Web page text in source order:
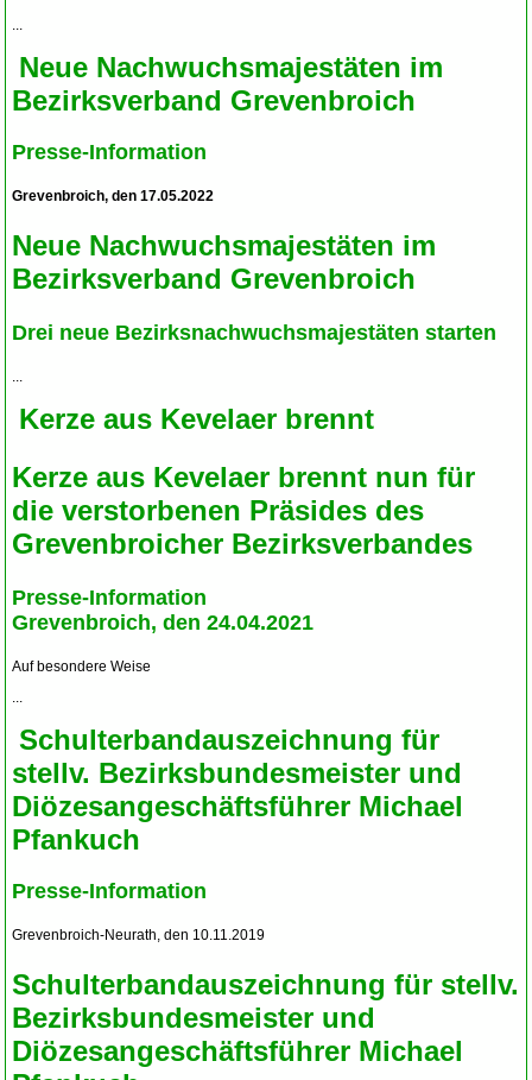
Neue Nachwuchsmajestäten im
Bezirksverband Grevenbroich
Presse-Information
Grevenbroich, den 17.05.2022
Neue Nachwuchsmajestäten im
Bezirksverband Grevenbroich
Drei neue Bezirksnachwuchsmajestäten starten
Kerze aus Kevelaer brennt
Kerze aus Kevelaer brennt nun für
die verstorbenen Präsides des
Grevenbroicher Bezirksverbandes
Presse-Information
Grevenbroich, den 24.04.2021
Auf besondere Weise
Schulterbandauszeichnung für
stellv. Bezirksbundesmeister und
Diözesangeschäftsführer Michael
Pfankuch
Presse-Information
Grevenbroich-Neurath, den 10.11.2019
Schulterbandauszeichnung für stellv.
Bezirksbundesmeister und
Diözesangeschäftsführer Michael